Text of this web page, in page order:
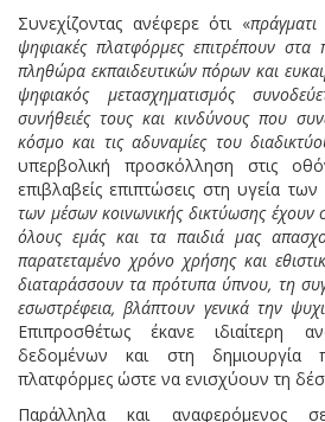
Συνεχίζοντας ανέφερε ότι «πράγματι
ψηφιακές πλατφόρμες επιτρέπουν
πληθώρα εκπαιδευτικών πόρων και
ψηφιακός μετασχηματισμός
συνήθειές τους και κινδύνους που
κόσμο και τις αδυναμίες του
υπερβολική προσκόλληση στις
επιβλαβείς επιπτώσεις στη υγεία των
των μέσων κοινωνικής δικτύωσης έχουν
όλους εμάς και τα παιδιά μας
παρατεταμένο χρόνο χρήσης και
διαταράσσουν τα πρότυπα ύπνου, τη
εσωστρέφεια, βλάπτουν γενικά την
Επιπροσθέτως έκανε ιδιαίτερη
δεδομένων και στη δημιουργία
πλατφόρμες ώστε να ενισχύουν τη
Παράλληλα και αναφερόμενος